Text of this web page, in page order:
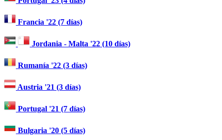
Francia '22 (7 días)
Jordania - Malta '22 (10 días)
Rumanía '22 (3 días)
Austria '21 (3 días)
Portugal '21 (7 días)
Bulgaria '20 (5 días)